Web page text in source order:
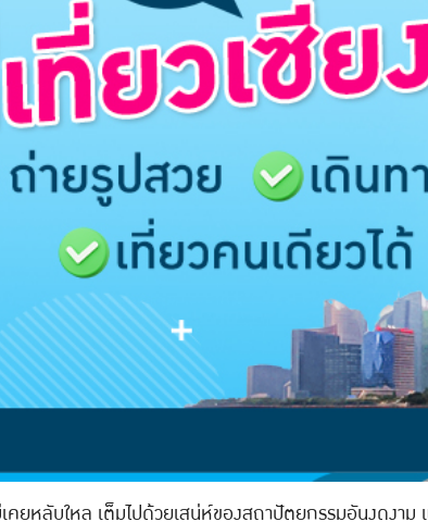
เคยหลับใหล เต็มไปด้วยเสน่ห์ของสถาปัตยกรรมอันงดง